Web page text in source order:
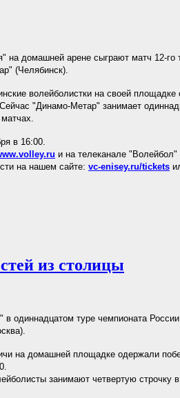
на домашней арене сыграют матч 12-го
(Челябинск).
волейболистки на своей
"Динамо-Метар" занимает
в 16:00.
и на телеканале "Волейбол"
на нашем сайте: vc-enisey.ru/tickets
из столицы
в одиннадцатом туре чемпионата
на домашней площадке одержали
занимают четвертую строчку